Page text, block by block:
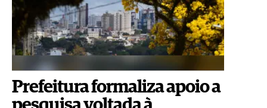
Prefeitura formaliza apoio a